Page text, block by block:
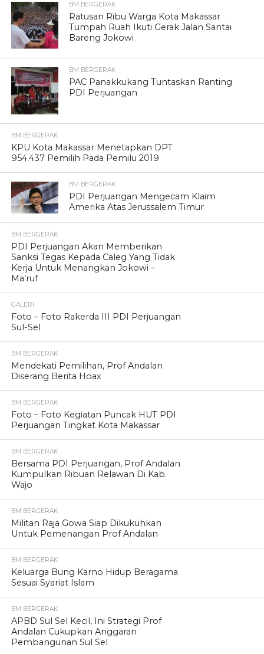
BM BERGERAK
Ratusan Ribu Warga Kota Makassar
Tumpah Ruah Ikuti Gerak Jalan Santai
Bareng Jokowi
BM BERGERAK
PAC Panakkukang Tuntaskan Ranting
PDI Perjuangan
BM BERGERAK
KPU Kota Makassar Menetapkan DPT
954.437 Pemilih Pada Pemilu 2019
BM BERGERAK
PDI Perjuangan Mengecam Klaim
Amerika Atas Jerussalem Timur
BM BERGERAK
PDI Perjuangan Akan Memberikan
Sanksi Tegas Kepada Caleg Yang Tidak
Kerja Untuk Menangkan Jokowi –
Ma’ruf
GALERI
Foto – Foto Rakerda III PDI Perjuangan
Sul-Sel
BM BERGERAK
Mendekati Pemilihan, Prof Andalan
Diserang Berita Hoax
BM BERGERAK
Foto – Foto Kegiatan Puncak HUT PDI
Perjuangan Tingkat Kota Makassar
BM BERGERAK
Bersama PDI Perjuangan, Prof Andalan
Kumpulkan Ribuan Relawan Di Kab.
Wajo
BM BERGERAK
Militan Raja Gowa Siap Dikukuhkan
Untuk Pemenangan Prof Andalan
BM BERGERAK
Keluarga Bung Karno Hidup Beragama
Sesuai Syariat Islam
BM BERGERAK
APBD Sul Sel Kecil, Ini Strategi Prof
Andalan Cukupkan Anggaran
Pembangunan Sul Sel